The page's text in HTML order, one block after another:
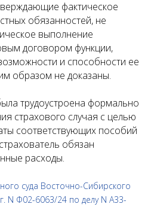
фактическое
обязанностей, не
выполнение
договором функции,
и способности ее
образом не доказаны.
трудоустроена формально
страхового случая с целью
соответствующих пособий
обязан
расходы.
суда Восточно-Сибирского
N Ф02-6063/24 по делу N А33-